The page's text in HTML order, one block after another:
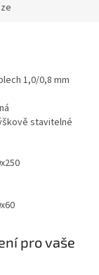
1,0/0,8 mm
stavitelné
pro vaše